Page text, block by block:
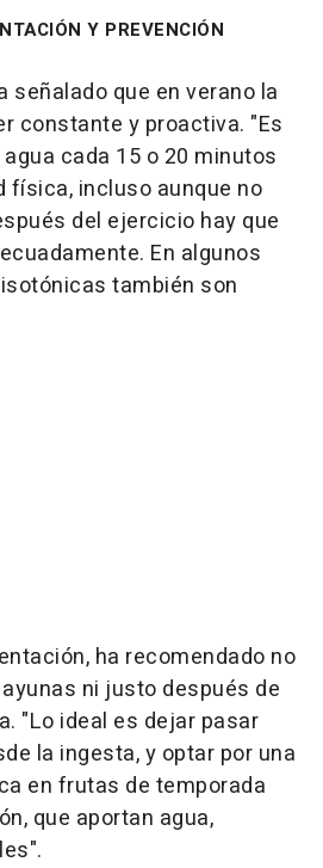
Y PREVENCIÓN
señalado que en verano la
constante y proactiva. "Es
cada 15 o 20 minutos
física, incluso aunque no
del ejercicio hay que
En algunos
también son
ha recomendado no
ni justo después de
"Lo ideal es dejar pasar
la ingesta, y optar por una
en frutas de temporada
que aportan agua,